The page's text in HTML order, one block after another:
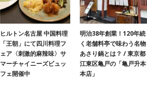
ヒルトン名古屋 中国料理
「王朝」にて四川料理フ
ェア〈刺激的麻辣味〉サ
マーチャイニーズビュッ
フェ開催中
明治38年創業！120年続
く老舗料亭で味わう名物
あさり鍋とは？ / 東京都
江東区亀戸の「亀戸升本
本店」